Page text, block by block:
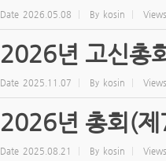
Date 2026.05.08 By kosin Views
2026년 고신총
Date 2025.11.07 By kosin Views
2026년 총회(제
Date 2025.08.21 By kosin Views